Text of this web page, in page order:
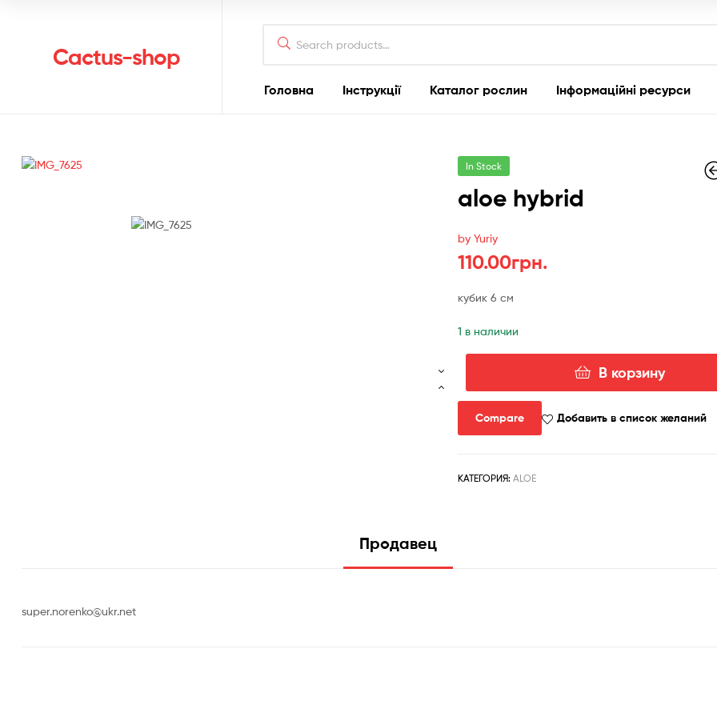
Cactus-shop
for:
Головна Інструкції Каталог рослин Інформаційні ресурси
In Stock
aloe hybrid
by Yuriy
110.00грн.
кубик 6 см
1 в наличии
товара
aloe
hybrid
В корзину
Compare Добавить в список желаний
КАТЕГОРИЯ: ALOE
Продавец
super.norenko@ukr.net